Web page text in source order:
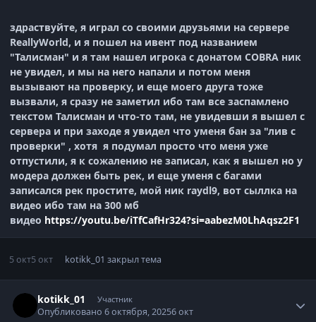
здраствуйте, я играл со своими друзьями на сервере
ReallyWorld, и я пошел на ивент под названием
"Талисман" и я там нашел игрока с донатом COBRA ник
не увидел, и мы на него напали и потом меня
вызывают на проверку, и еще моего друга тоже
вызвали, я сразу не заметил ибо там все заспамлено
текстом Талисман и что-то там, не увидевши я вышел с
сервера и при заходе я увидел что уменя бан за "лив с
проверки" , хотя я подумал просто что меня уже
отпустили, я к сожалению не записал, как я вышел но у
модера должен быть рек, и еще уменя с багами
записался рек простите, мой ник raydl9, вот сыллка на
видео ибо там на 300 мб
видео https://youtu.be/iTfCafHr324?si=aabezM0LhAqsz2F1
5 окт5 окт kotikk_01 закрыл тема
kotikk_01 Участник
Опубликовано6 октября, 20256 окт